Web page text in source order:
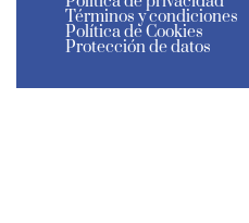
Términos y condiciones
Política de Cookies
Protección de datos